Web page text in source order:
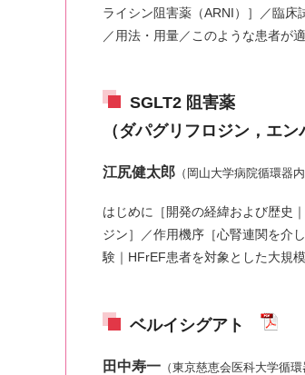
ライシン阻害薬（ARNI）］／臨床
／用法・用量／このような患者が
SGLT2 阻害薬
（ダパグリフロジン，エ
江尻健太郎 （岡山大学病院循環器内
はじめに［開発の経緯および歴史
ジン］／作用機序［心腎連関を介
験｜HFrEF患者を対象とした大規
ベルイシグアト
田中寿一 （東京慈恵会医科大学循環